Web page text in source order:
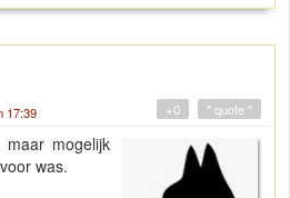
17:39 " quote "
+0
mogelijk
was.